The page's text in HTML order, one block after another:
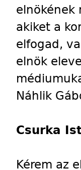
elnökének
akiket a
elfogad,
elnök
Náhlik
Csurka
Kérem az